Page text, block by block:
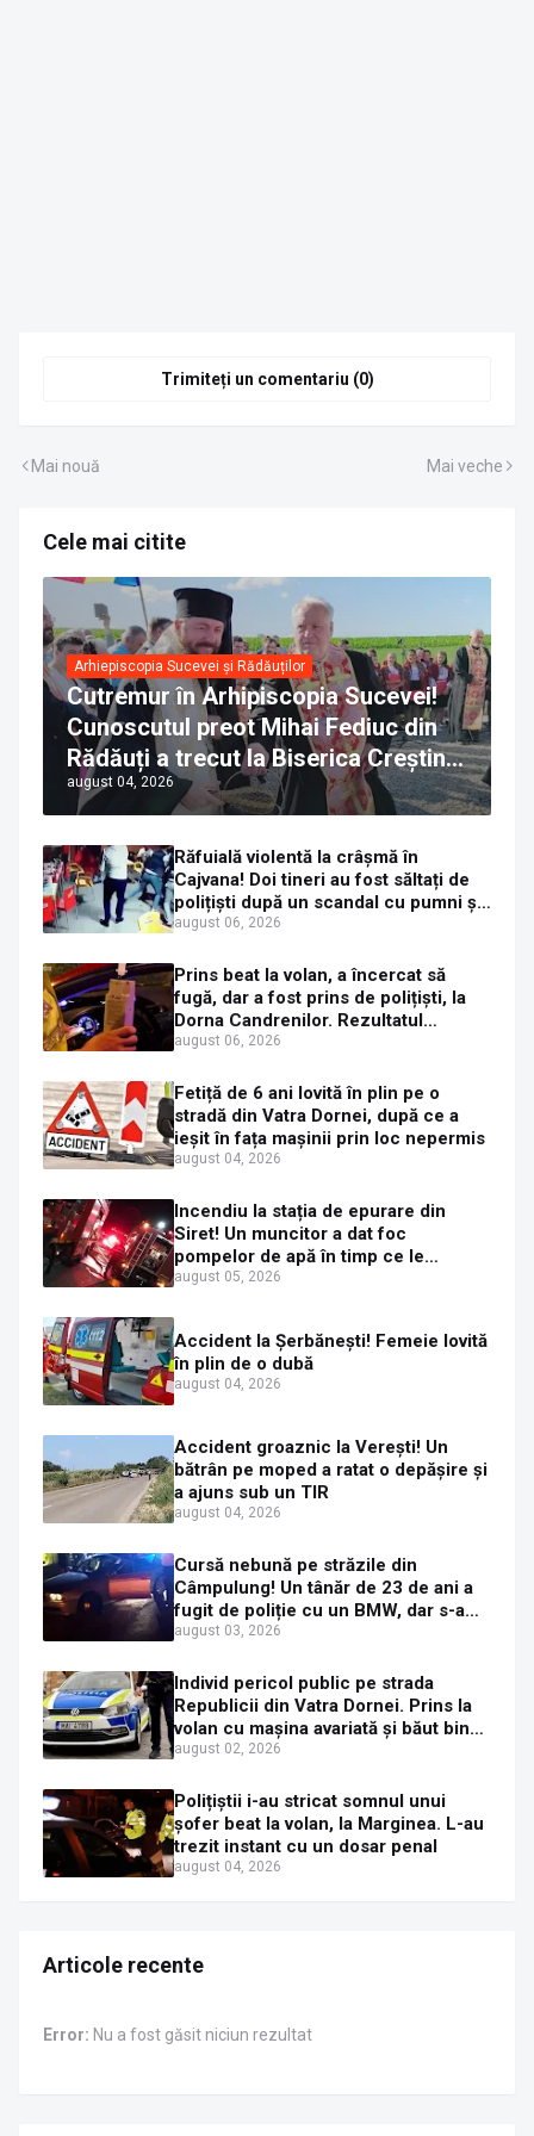
Trimiteți un comentariu (0)
Mai nouă Mai veche
Cele mai citite
Arhiepiscopia Sucevei și Rădăuților
Cutremur în Arhipiscopia Sucevei!
Cunoscutul preot Mihai Fediuc din
Rădăuți a trecut la Biserica Creștină
Ortodoxă Valahă. ÎPS Calinic anunță
că îi pregătește judecata canonică
august 04, 2026
Răfuială violentă la crâșmă în
Cajvana! Doi tineri au fost săltați de
polițiști după un scandal cu pumni și
mașini distruse
august 06, 2026
Prins beat la volan, a încercat să
fugă, dar a fost prins de polițiști, la
Dorna Candrenilor. Rezultatul
etilotestului: 1,59 mg/l alcool pur în
august 06, 2026
Fetiță de 6 ani lovită în plin pe o
stradă din Vatra Dornei, după ce a
ieșit în fața mașinii prin loc nepermis
august 04, 2026
Incendiu la stația de epurare din
Siret! Un muncitor a dat foc
pompelor de apă în timp ce le
alimenta cu combustibil
august 05, 2026
Accident la Șerbănești! Femeie lovită
în plin de o dubă
august 04, 2026
Accident groaznic la Verești! Un
bătrân pe moped a ratat o depășire și
a ajuns sub un TIR
august 04, 2026
Cursă nebună pe străzile din
Câmpulung! Un tânăr de 23 de ani a
fugit de poliție cu un BMW, dar s-a
oprit într-un gard de pe strada
august 03, 2026
Individ pericol public pe strada
Republicii din Vatra Dornei. Prins la
volan cu mașina avariată și băut bine,
în plină zi
august 02, 2026
Polițiștii i-au stricat somnul unui
șofer beat la volan, la Marginea. L-au
trezit instant cu un dosar penal
august 04, 2026
Articole recente
Error: Nu a fost găsit niciun rezultat